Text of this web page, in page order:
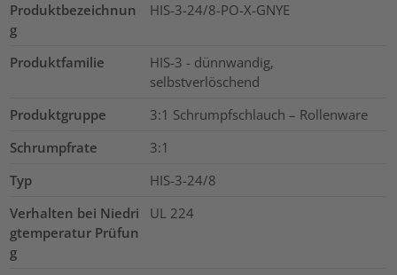
Produktbezeichnun
g
HIS-3-24/8-PO-X-GNYE
Produktfamilie
HIS-3 - dünnwandig,
selbstverlöschend
Produktgruppe
3:1 Schrumpfschlauch – Rollenware
Schrumpfrate
3:1
Typ
HIS-3-24/8
Verhalten bei Niedri
gtemperatur Prüfun
g
UL 224